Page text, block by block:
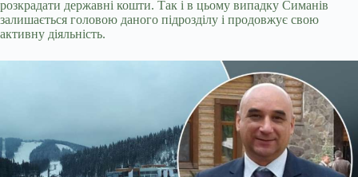
розкрадати державні кошти. Так і в цьому випадку Симанів
залишається головою даного підрозділу і продовжує свою
активну діяльність.